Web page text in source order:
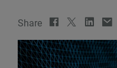
Share